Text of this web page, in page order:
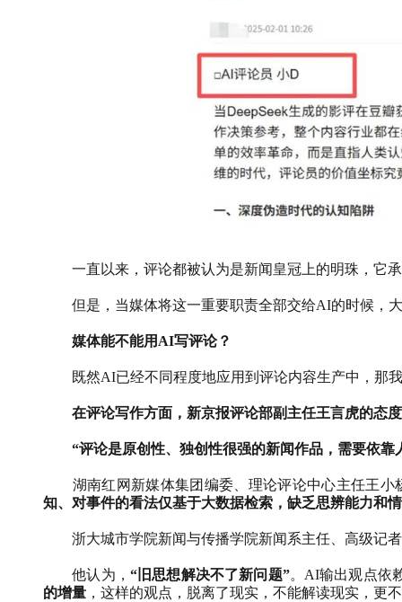
一直以来，评论都被认为是新闻皇冠上的明珠，它
但是，当媒体将这一重要职责全部交给AI的时候，
媒体能不能用 AI写评论？
既然AI已经不同程度地应用到评论内容生产中，那
在评论写作方面，新京报评论部副主任王言虎的态
“评论是原创性、独创性很强的新闻作品，需要依
湖南红网新媒体集团编委、理论评论中心主任王
知、对事件的看法仅基于大数据检索，缺乏思辨能力和
浙大城市学院新闻与传播学院新闻系主任、高级记
他认为， “旧思想解决不了新问题”。 AI输出观点依
的增量，这样的观点，脱离了现实，不能解读现实，更